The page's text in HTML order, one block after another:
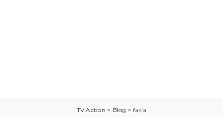
TV Action > Blog >fasia